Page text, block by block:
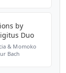
by
Duo
& Momoko
Bach